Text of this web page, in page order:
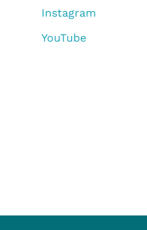
Instagram
YouTube